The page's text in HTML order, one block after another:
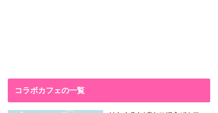
コラボカフェの一覧